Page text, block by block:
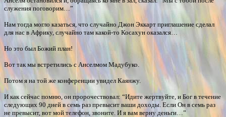
служения поговорим…”
Нам тогда могло казаться, что случайно Джон Эккарт приглашение сделал
для нас в Африку, случайно там какой-то Косахун оказался…
Но это был Божий план!
Вот так мы встретились с Анселмом Мадубуко.
Потом я на той же конференции увидел Каянжу.
И как сейчас помню, он пророчествовал: “Идите жертвуйте, и Бог в течение
следующих 90 дней в семь раз превысит ваши доходы. Если Он в семь раз
не превысит, вот мой телефон, звоните. И я вам верну деньги…”